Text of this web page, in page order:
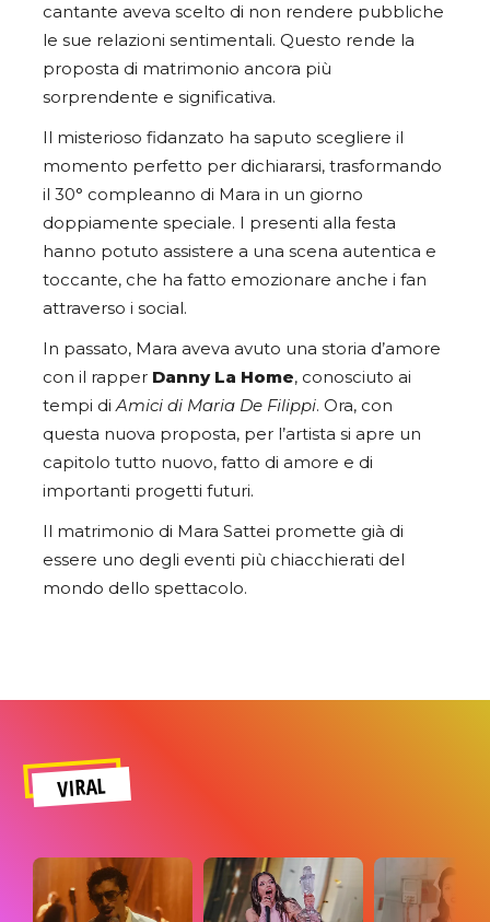
cantante aveva scelto di non rendere pubbliche
le sue relazioni sentimentali. Questo rende la
proposta di matrimonio ancora più
sorprendente e significativa.
Il misterioso fidanzato ha saputo scegliere il
momento perfetto per dichiararsi, trasformando
il 30° compleanno di Mara in un giorno
doppiamente speciale. I presenti alla festa
hanno potuto assistere a una scena autentica e
toccante, che ha fatto emozionare anche i fan
attraverso i social.
In passato, Mara aveva avuto una storia d’amore
con il rapper Danny La Home, conosciuto ai
tempi diAmici di Maria De Filippi. Ora, con
questa nuova proposta, per l’artista si apre un
capitolo tutto nuovo, fatto di amore e di
importanti progetti futuri.
Il matrimonio di Mara Sattei promette già di
essere uno degli eventi più chiacchierati del
mondo dello spettacolo.
VIRAL